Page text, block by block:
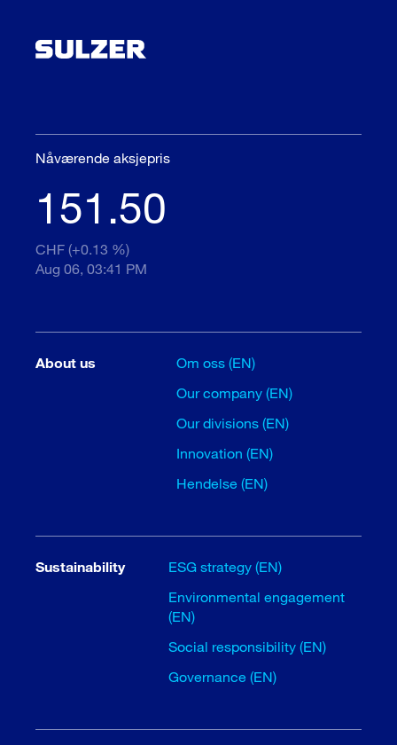
Nåværende aksjepris
151.50
CHF (+0.13 %)
Aug 06, 03:41 PM
About us
Om oss (EN)
Our company (EN)
Our divisions (EN)
Innovation (EN)
Hendelse (EN)
Sustainability
ESG strategy (EN)
Environmental engagement
(EN)
Social responsibility (EN)
Governance (EN)